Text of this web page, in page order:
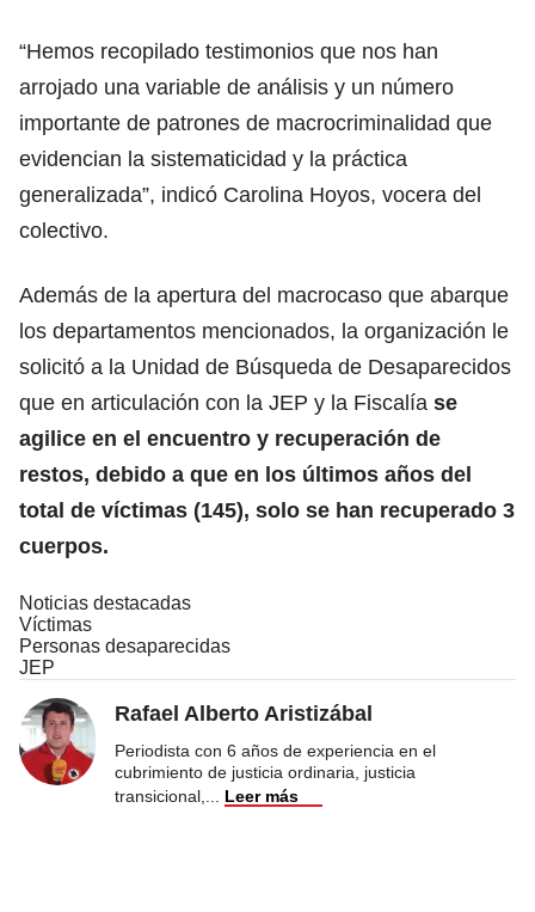
“Hemos recopilado testimonios que nos han
arrojado una variable de análisis y un número
importante de patrones de macrocriminalidad que
evidencian la sistematicidad y la práctica
generalizada”, indicó Carolina Hoyos, vocera del
colectivo.
Además de la apertura del macrocaso que abarque
los departamentos mencionados, la organización le
solicitó a la Unidad de Búsqueda de Desaparecidos
que en articulación con la JEP y la Fiscalía se
agilice en el encuentro y recuperación de
restos, debido a que en los últimos años del
total de víctimas (145), solo se han recuperado 3
cuerpos.
Noticias destacadas
Víctimas
Personas desaparecidas
JEP
Rafael Alberto Aristizábal
Periodista con 6 años de experiencia en el
cubrimiento de justicia ordinaria, justicia
transicional,
Leer más